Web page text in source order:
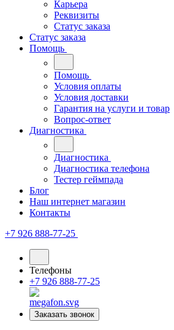
Карьера
Реквизиты
Статус заказа
Статус заказа
Помощь
Помощь
Условия оплаты
Условия доставки
Гарантия на услуги и товар
Вопрос-ответ
Диагностика
Диагностика
Диагностика телефона
Тестер геймпада
Блог
Наш интернет магазин
Контакты
+7 926 888-77-25
Телефоны
+7 926 888-77-25
Заказать звонок